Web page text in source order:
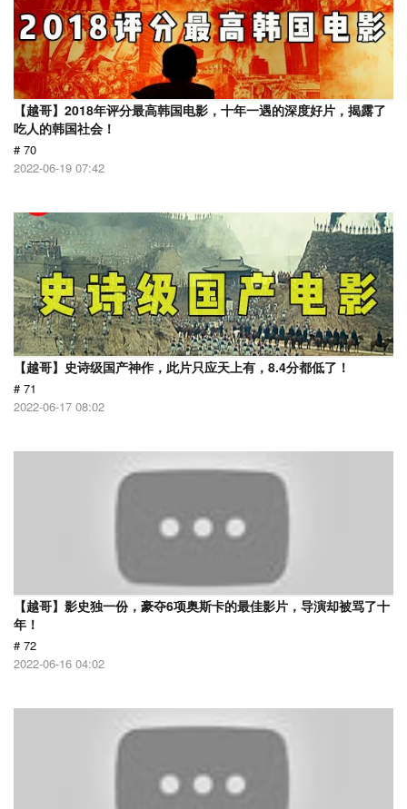
【越哥】2018年评分最高韩国电影，十年一遇的深度好片，揭露了
吃人的韩国社会！
# 70
2022-06-19 07:42
【越哥】史诗级国产神作，此片只应天上有，8.4分都低了！
# 71
2022-06-17 08:02
【越哥】影史独一份，豪夺6项奥斯卡的最佳影片，导演却被骂了十
年！
# 72
2022-06-16 04:02